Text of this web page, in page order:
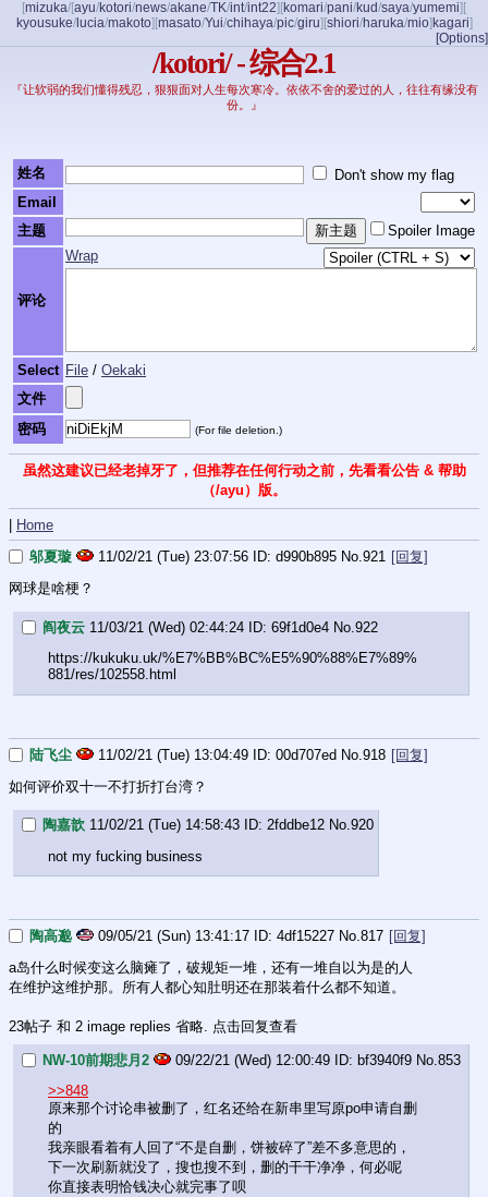
[mizuka/[ayu/kotori/news/akane/TK/int/int22] [komari/pani/kud/saya/yumemi] [
kyousuke/lucia/makoto] [masato/Yui/chihaya/pic/giru] [shiori/haruka/mio] kagari]
[Options]
/kotori/ - 综合2.1
『让软弱的我们懂得残忍，狠狠面对人生每次寒冷。依依不舍的爱过的人，往往有缘没有
份。』
姓名
Don't show my flag
Email
主题
Spoiler Image
评论
Wrap
Select File / Oekaki
文件
密码
(For file deletion.)
虽然这建议已经老掉牙了，但推荐在任何行动之前，先看看公告 & 帮助
（/ayu）版。
| Home
邬夏璇
11/02/21 (Tue) 23:07:56 d990b895 No. 921
[回复]
网球是啥梗？
阎夜云 11/03/21 (Wed) 02:44:24 69f1d0e4 No. 922
https://kukuku.uk/%E7%BB%BC%E5%90%88%E7%89%
881/res/102558.html
陆飞尘 11/02/21 (Tue) 13:04:49 00d707ed No. 918 [回复]
如何评价双十一不打折打台湾？
陶嘉歆 11/02/21 (Tue) 14:58:43 2fddbe12 No.920
not my fucking business
陶高邈 09/05/21 (Sun) 13:41:17 4df15227 No.817 [回复]
a岛什么时候变这么脑瘫了，破规矩一堆，还有一堆自以为是的人
在维护这维护那。所有人都心知肚明还在那装着什么都不知道。
23帖子 和 2 image replies 省略. 点击回复查看
NW-10前期悲月2 09/22/21 (Wed) 12:00:49 bf3940f9 No.853
>>848
原来那个讨论串被删了，红名还给在新串里写原po申请自删
的
我亲眼看着有人回了“不是自删，饼被碎了”差不多意思的，
下一次刷新就没了，搜也搜不到，删的干干净净，何必呢
你直接表明恰钱决心就完事了呗